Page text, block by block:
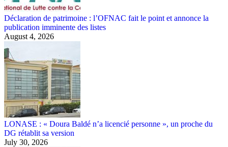
Déclaration de patrimoine : l’OFNAC fait le point et annonce la
publication imminente des listes
August 4, 2026
LONASE : « Doura Baldé n’a licencié personne », un proche du
DG rétablit sa version
July 30, 2026